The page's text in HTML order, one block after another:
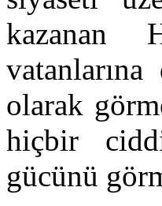
kazanan
olarak
hiçbir
gücünü